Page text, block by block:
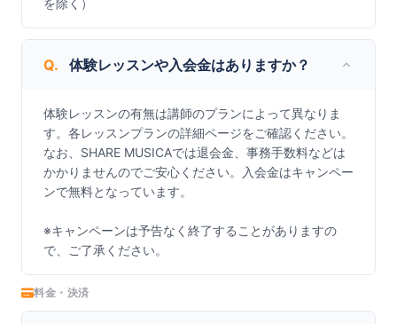
を除く）
Q. 体験レッスンや入会金はありますか？
体験レッスンの有無は講師のプランによって異なりま
す。各レッスンプランの詳細ページをご確認ください。
なお、SHARE MUSICAでは退会金、事務手数料などは
かかりませんのでご安心ください。入会金はキャンペー
ンで無料となっています。
※キャンペーンは予告なく終了することがありますの
で、ご了承ください。
料金・決済